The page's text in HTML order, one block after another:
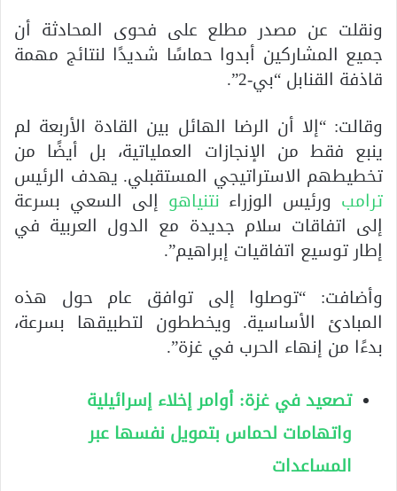
ونقلت عن مصدر مطلع على فحوى المحادثة أن
جميع المشاركين أبدوا حماسًا شديدًا لنتائج مهمة
قاذفة القنابل “بي-2”.
وقالت: “إلا أن الرضا الهائل بين القادة الأربعة لم
ينبع فقط من الإنجازات العملياتية، بل أيضًا من
تخطيطهم الاستراتيجي المستقبلي. يهدف الرئيس
ترامب ورئيس الوزراء نتنياهو إلى السعي بسرعة
إلى اتفاقات سلام جديدة مع الدول العربية في
إطار توسيع اتفاقيات إبراهيم”.
وأضافت: “توصلوا إلى توافق عام حول هذه
المبادئ الأساسية. ويخططون لتطبيقها بسرعة،
بدءًا من إنهاء الحرب في غزة”.
تصعيد في غزة: أوامر إخلاء إسرائيلية
واتهامات لحماس بتمويل نفسها عبر
المساعدات